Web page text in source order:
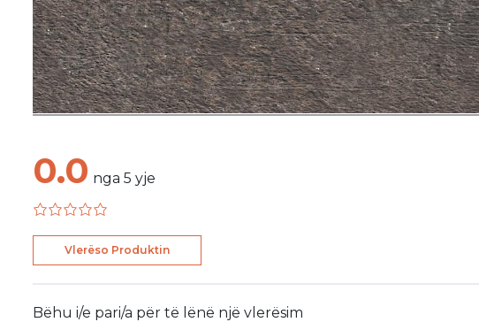
0.0 nga 5 yje
Vlerëso Produktin
Bëhu i/e pari/a për të lënë një vlerësim